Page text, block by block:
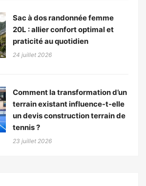
Sac à dos randonnée femme
20L : allier confort optimal et
praticité au quotidien
24 juillet 2026
Comment la transformation d’un
terrain existant influence-t-elle
un devis construction terrain de
tennis ?
23 juillet 2026